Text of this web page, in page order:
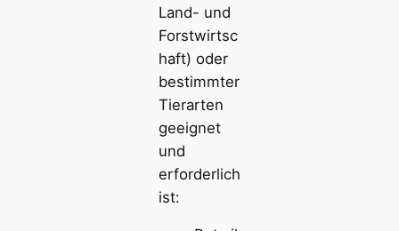
Land- und
Forstwirtsc
haft) oder
bestimmter
Tierarten
geeignet
und
erforderlich
ist: